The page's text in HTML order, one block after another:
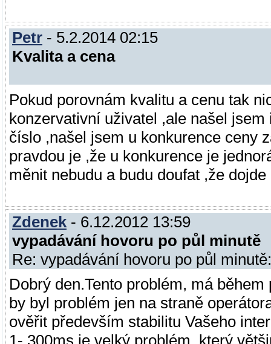
Petr - 5.2.2014 02:15
Kvalita a cena
Pokud porovnám kvalitu a cenu tak
konzervativní uživatel ,ale našel
číslo ,našel jsem u konkurence ceny
pravdou je ,že u konkurence je
měnit nebudu a budu doufat ,že
Zdenek- 6.12.2012 13:59
vypadávání hovoru po půl minutě
Re: vypadávání hovoru po půl
Dobrý den.Tento problém, má
by byl problém jen na straně
ověřit především stabilitu Vašeho
1- 300ms je velký problém, který